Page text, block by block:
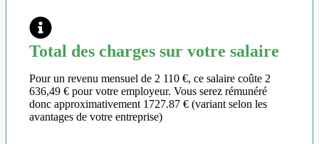
Total des charges sur votre salaire
Pour un revenu mensuel de 2 110 €, ce salaire coûte 2
636,49 € pour votre employeur. Vous serez rémunéré
donc approximativement 1727.87 € (variant selon les
avantages de votre entreprise)